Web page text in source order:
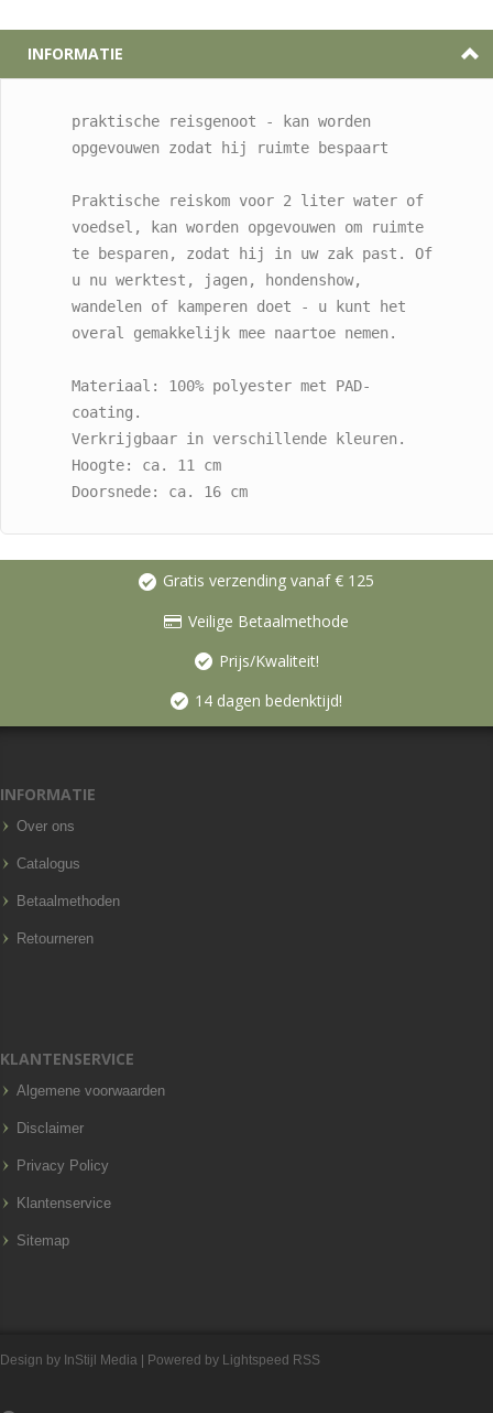
INFORMATIE
praktische reisgenoot - kan worden
opgevouwen zodat hij ruimte bespaart
Praktische reiskom voor 2 liter water of
voedsel, kan worden opgevouwen om ruimte
te besparen, zodat hij in uw zak past. Of
u nu werktest, jagen, hondenshow,
wandelen of kamperen doet - u kunt het
overal gemakkelijk mee naartoe nemen.
Materiaal: 100% polyester met PAD-
coating.
Verkrijgbaar in verschillende kleuren.
Hoogte: ca. 11 cm
Doorsnede: ca. 16 cm
Gratis verzending vanaf € 125
Veilige Betaalmethode
Prijs/Kwaliteit!
14 dagen bedenktijd!
INFORMATIE
Over ons
Catalogus
Betaalmethoden
Retourneren
KLANTENSERVICE
Algemene voorwaarden
Disclaimer
Privacy Policy
Klantenservice
Sitemap
Design by InStijl Media | Powered by Lightspeed RSS